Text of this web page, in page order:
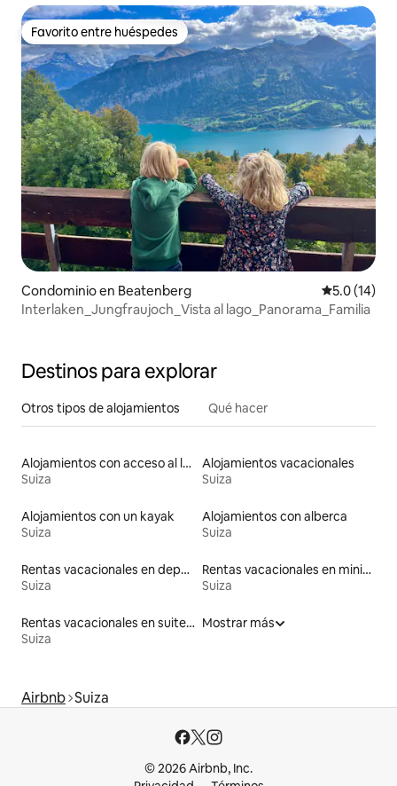
Favorito entre huéspedes
Favorito entre huéspedes
Condominio en Beatenberg Calificación
5.0 (14)
Interlaken_Jungfraujoch_Vista al lago_Panorama_Familia
Destinos para explorar
Otros tipos de alojamientos Qué hacer
Alojamientos con acceso al lago
Suiza
Alojamientos vacacionales
Suiza
Alojamientos con un kayak
Suiza
Alojamientos con alberca
Suiza
Rentas vacacionales en departamentos con cama de altura accesible
Suiza
Rentas vacacionales en minicasas
Suiza
Rentas vacacionales en suites privadas
Suiza
Mostrar más
Airbnb Suiza
© 2026 Airbnb, Inc.